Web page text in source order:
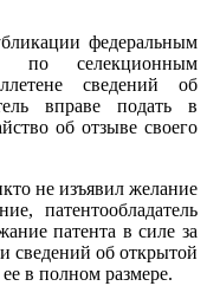
федеральным
по селекционным
сведений об
вправе подать в
об отзыве своего
не изъявил желание
патентообладатель
патента в силе за
сведений об открытой
в полном размере.